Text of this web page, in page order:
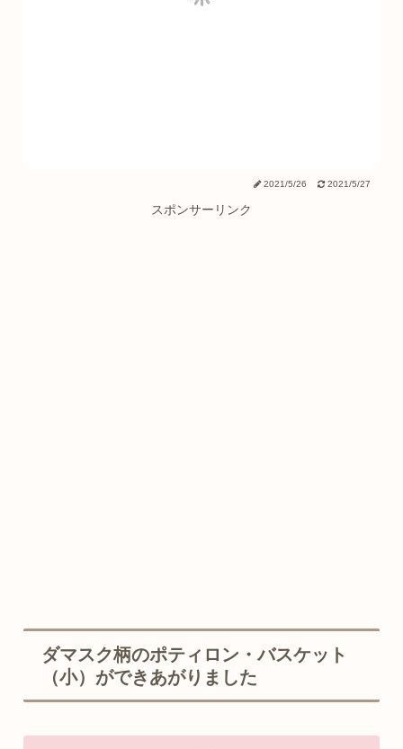
2021/5/26 2021/5/27
スポンサーリンク
ダマスク柄のポティロン・バスケット
（小）ができあがりました